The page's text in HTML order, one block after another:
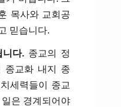
목사와 교회공
믿습니다.
니다. 종교의 정
종교화 내지 종
세력들이 종교
은 경계되어야